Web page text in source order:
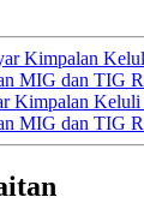
Kimpalan
MIG dan TIG
Kimpalan Keluli
MIG dan TIG